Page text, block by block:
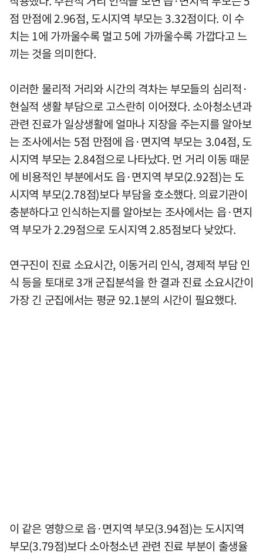
점 만점에 2.96점, 도시지역 부모는 3.32점이다. 이 수
치는 1에 가까울수록 멀고 5에 가까울수록 가깝다고 느
끼는 것을 의미한다.
이러한 물리적 거리와 시간의 격차는 부모들의 심리적·
현실적 생활 부담으로 고스란히 이어졌다. 소아청소년과
관련 진료가 일상생활에 얼마나 지장을 주는지를 알아보
는 조사에서는 5점 만점에 읍·면지역 부모는 3.04점, 도
시지역 부모는 2.84점으로 나타났다. 먼 거리 이동 때문
에 비용적인 부분에서도 읍·면지역 부모(2.92점)는 도
시지역 부모(2.78점)보다 부담을 호소했다. 의료기관이
충분하다고 인식하는지를 알아보는 조사에서는 읍·면지
역 부모가 2.29점으로 도시지역 2.85점보다 낮았다.
연구진이 진료 소요시간, 이동거리 인식, 경제적 부담 인
식 등을 토대로 3개 군집분석을 한 결과 진료 소요시간이
가장 긴 군집에서는 평균 92.1분의 시간이 필요했다.
이 같은 영향으로 읍·면지역 부모(3.94점)는 도시지역
부모(3.79점)보다 소아청소년 관련 진료 부분이 출생율